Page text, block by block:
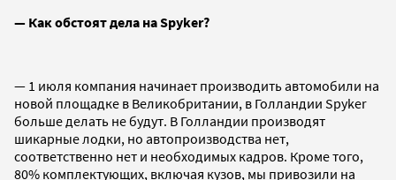
— Как обстоят дела на Spyker?
— 1 июля компания начинает производить автомобили на
новой площадке в Великобритании, в Голландии Spyker
больше делать не будут. В Голландии производят
шикарные лодки, но автопроизводства нет,
соответственно нет и необходимых кадров. Кроме того,
80% комплектующих, включая кузов, мы привозили на